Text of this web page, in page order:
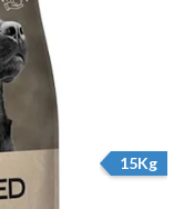
15Kg